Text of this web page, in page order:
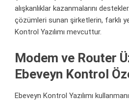
alışkanlıklar kazanmalarını destekler.
çözümleri sunan şirketlerin, farklı
Kontrol Yazılımı mevcuttur.
Modem ve Router
Ebeveyn Kontrol
Ebeveyn Kontrol Yazılımı